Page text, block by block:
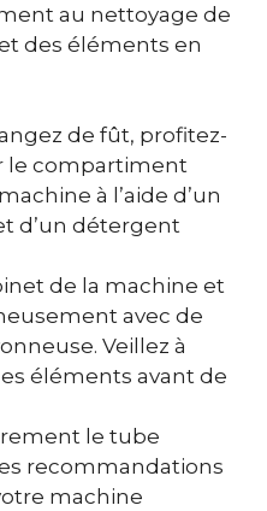
au nettoyage de
des éléments en
de fût, profitez-
le compartiment
à l’aide d’un
d’un détergent
de la machine et
avec de
Veillez à
éléments avant de
le tube
recommandations
machine